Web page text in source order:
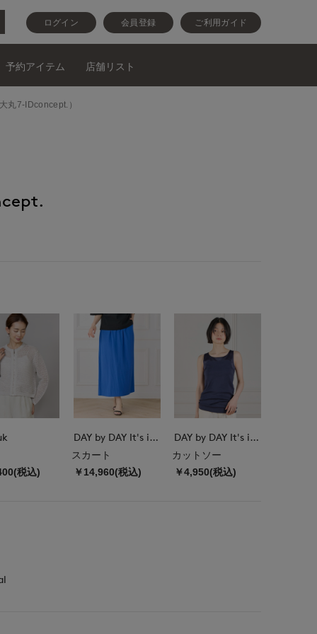
ログイン 会員登録 ご利用ガイド
予約アイテム 店舗リスト
丸7-IDconcept.）
税込)
DAY by DAY It's international
スカート
￥14,960(税込)
DAY by DAY It's international
カットソー
￥4,950(税込)